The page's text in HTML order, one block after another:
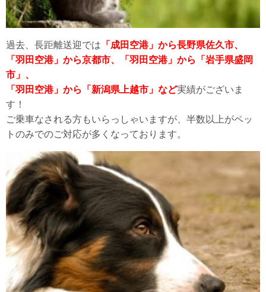
過去、長距離送迎では 「成田空港」から長野県佐久市、
「羽田空港」から京都市、「羽田空港」から「岩手県盛岡
市」、
「羽田空港」から「新潟県上越市」など実績がございま
す！
ご乗車なされる方もいらっしゃいますが、半数以上がペッ
トのみでのご対応が多くなっております。